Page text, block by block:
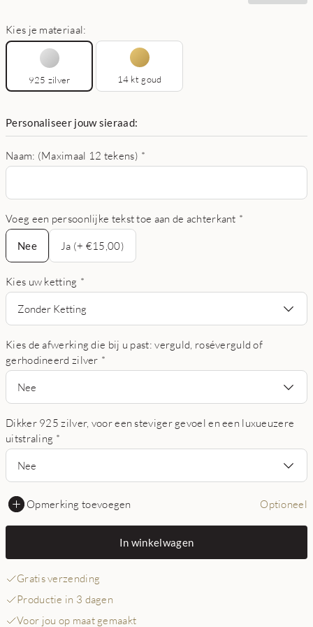
Kies je materiaal:
925 zilver 14 kt goud
Personaliseer jouw sieraad:
Naam: (Maximaal 12 tekens) *
Voeg een persoonlijke tekst toe aan de achterkant *
Nee
Nee
Ja (+ €15,00)
Kies uw ketting *
Zonder Ketting
Kies de afwerking die bij u past: verguld, roséverguld of
gerhodineerd zilver *
Nee
Dikker 925 zilver, voor een steviger gevoel en een luxueuzere
uitstraling *
Nee
Opmerking toevoegen Optioneel
In winkelwagen
Gratis verzending
Productie in 3 dagen
Voor jou op maat gemaakt